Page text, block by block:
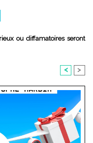
ou diffamatoires seront
< >